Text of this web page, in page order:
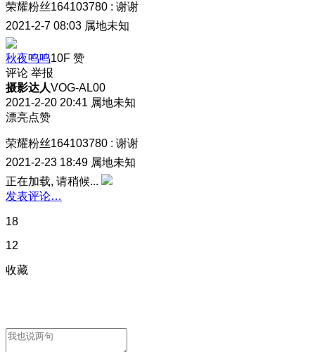
荣耀粉丝164103780 : 谢谢
2021-2-7 08:03 属地未知
秋夜鸣鸣10F 赞
评论 举报
摄影达人VOG-AL00
2021-2-20 20:41 属地未知
漂亮点赞
荣耀粉丝164103780 : 谢谢
2021-2-23 18:49 属地未知
正在加载, 请稍候...
发表评论…
18
12
收藏